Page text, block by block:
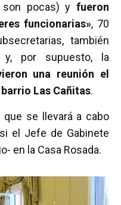
son pocas) y fueron
funcionarias», 70
también
y, por supuesto, la
una reunión el
Las Cañitas.
que se llevará a cabo
el Jefe de Gabinete
en la Casa Rosada.